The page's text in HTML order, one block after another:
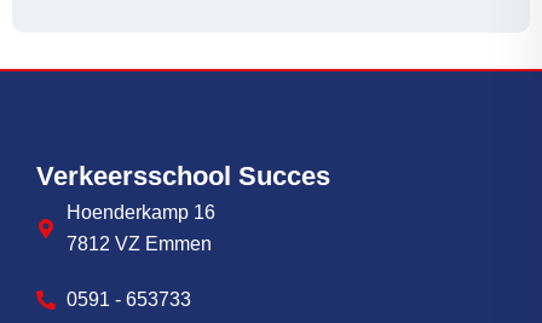
Verkeersschool Succes
Hoenderkamp 16
7812 VZ Emmen
0591 - 653733